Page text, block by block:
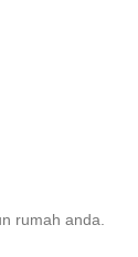
rumah anda.